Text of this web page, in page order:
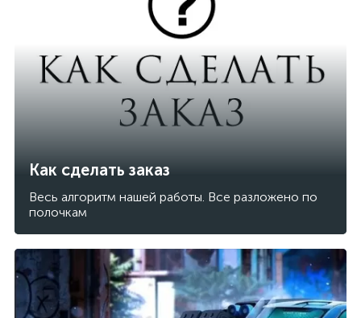
Как сделать заказ
Весь алгоритм нашей работы. Все разложено по
полочкам